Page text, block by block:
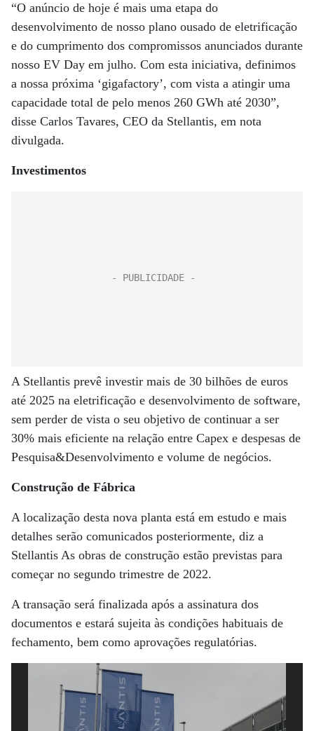
“O anúncio de hoje é mais uma etapa do
desenvolvimento de nosso plano ousado de eletrificação
e do cumprimento dos compromissos anunciados durante
nosso EV Day em julho. Com esta iniciativa, definimos
a nossa próxima ‘gigafactory’, com vista a atingir uma
capacidade total de pelo menos 260 GWh até 2030”,
disse Carlos Tavares, CEO da Stellantis, em nota
divulgada.
Investimentos
A Stellantis prevê investir mais de 30 bilhões de euros
até 2025 na eletrificação e desenvolvimento de software,
sem perder de vista o seu objetivo de continuar a ser
30% mais eficiente na relação entre Capex e despesas de
Pesquisa&Desenvolvimento e volume de negócios.
Construção de Fábrica
A localização desta nova planta está em estudo e mais
detalhes serão comunicados posteriormente, diz a
Stellantis As obras de construção estão previstas para
começar no segundo trimestre de 2022.
A transação será finalizada após a assinatura dos
documentos e estará sujeita às condições habituais de
fechamento, bem como aprovações regulatórias.